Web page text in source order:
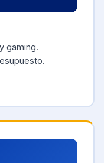
gaming.